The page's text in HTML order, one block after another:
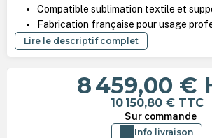
Compatible sublimation textile et
Fabrication française pour usage
Lire le descriptif complet
8 459,00 €
10 150,80 € TTC
Sur commande
Info livraison